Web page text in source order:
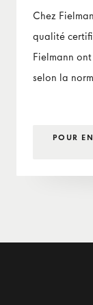
Chez
qualité
Fielmann ont
selon la
POUR